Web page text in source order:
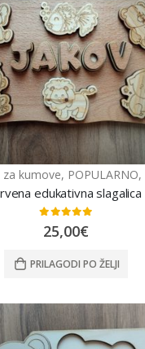
za kumove, POPULARNO,
edukativna slagalica
0out of 5
25,00€
PRILAGODI PO ŽELJI